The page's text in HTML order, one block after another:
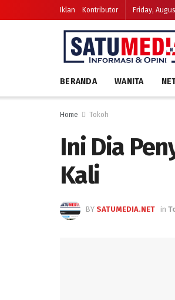
Iklan Kontributor Friday,
BERANDA WANITA
Home Tokoh
Ini Dia
Kali
BY SATUMEDIA.NET in